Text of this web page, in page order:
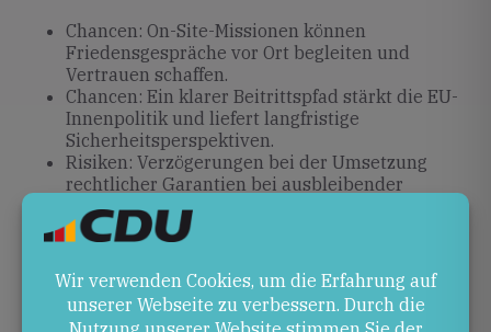
Chancen: On-Site-Missionen können
Friedensgespräche vor Ort begleiten und
Vertrauen schaffen.
Chancen: Ein klarer Beitrittspfad stärkt die EU-
Innenpolitik und liefert langfristige
Sicherheitsperspektiven.
Risiken: Verzögerungen bei der Umsetzung
rechtlicher Garantien bei ausbleibender
Waffenruhe.
Risiken: Politische Hürden im Beitrittsverfahren
Ausblick